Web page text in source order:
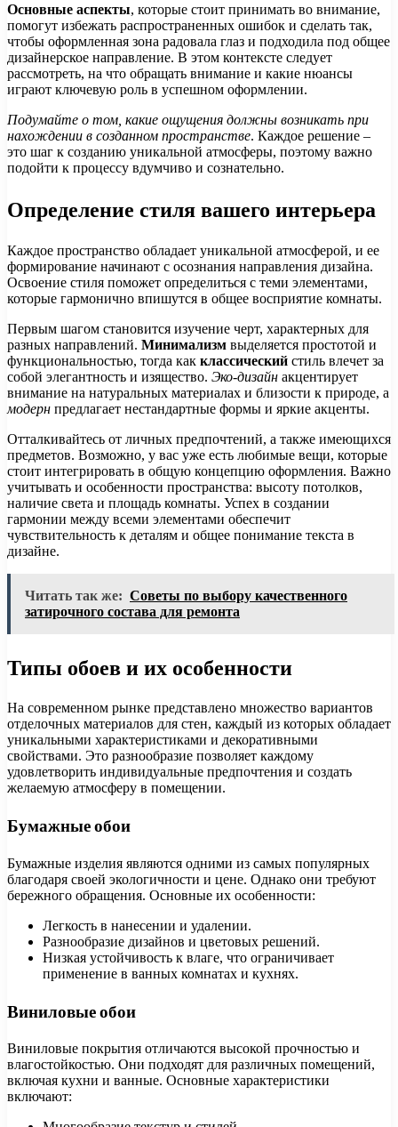
Основные аспекты, которые стоит принимать во внимание,
помогут избежать распространенных ошибок и сделать так,
чтобы оформленная зона радовала глаз и подходила под общее
дизайнерское направление. В этом контексте следует
рассмотреть, на что обращать внимание и какие нюансы
играют ключевую роль в успешном оформлении.
Подумайте о том, какие ощущения должны возникать при
нахождении в созданном пространстве. Каждое решение –
это шаг к созданию уникальной атмосферы, поэтому важно
подойти к процессу вдумчиво и сознательно.
Определение стиля вашего интерьера
Каждое пространство обладает уникальной атмосферой, и ее
формирование начинают с осознания направления дизайна.
Освоение стиля поможет определиться с теми элементами,
которые гармонично впишутся в общее восприятие комнаты.
Первым шагом становится изучение черт, характерных для
разных направлений. Минимализм выделяется простотой и
функциональностью, тогда как классический стиль влечет за
собой элегантность и изящество. Эко-дизайн акцентирует
внимание на натуральных материалах и близости к природе, а
модерн предлагает нестандартные формы и яркие акценты.
Отталкивайтесь от личных предпочтений, а также имеющихся
предметов. Возможно, у вас уже есть любимые вещи, которые
стоит интегрировать в общую концепцию оформления. Важно
учитывать и особенности пространства: высоту потолков,
наличие света и площадь комнаты. Успех в создании
гармонии между всеми элементами обеспечит
чувствительность к деталям и общее понимание текста в
дизайне.
Читать так же: Советы по выбору качественного
затирочного состава для ремонта
Типы обоев и их особенности
На современном рынке представлено множество вариантов
отделочных материалов для стен, каждый из которых обладает
уникальными характеристиками и декоративными
свойствами. Это разнообразие позволяет каждому
удовлетворить индивидуальные предпочтения и создать
желаемую атмосферу в помещении.
Бумажные обои
Бумажные изделия являются одними из самых популярных
благодаря своей экологичности и цене. Однако они требуют
бережного обращения. Основные их особенности:
Легкость в нанесении и удалении.
Разнообразие дизайнов и цветовых решений.
Низкая устойчивость к влаге, что ограничивает
применение в ванных комнатах и кухнях.
Виниловые обои
Виниловые покрытия отличаются высокой прочностью и
влагостойкостью. Они подходят для различных помещений,
включая кухни и ванные. Основные характеристики
включают: